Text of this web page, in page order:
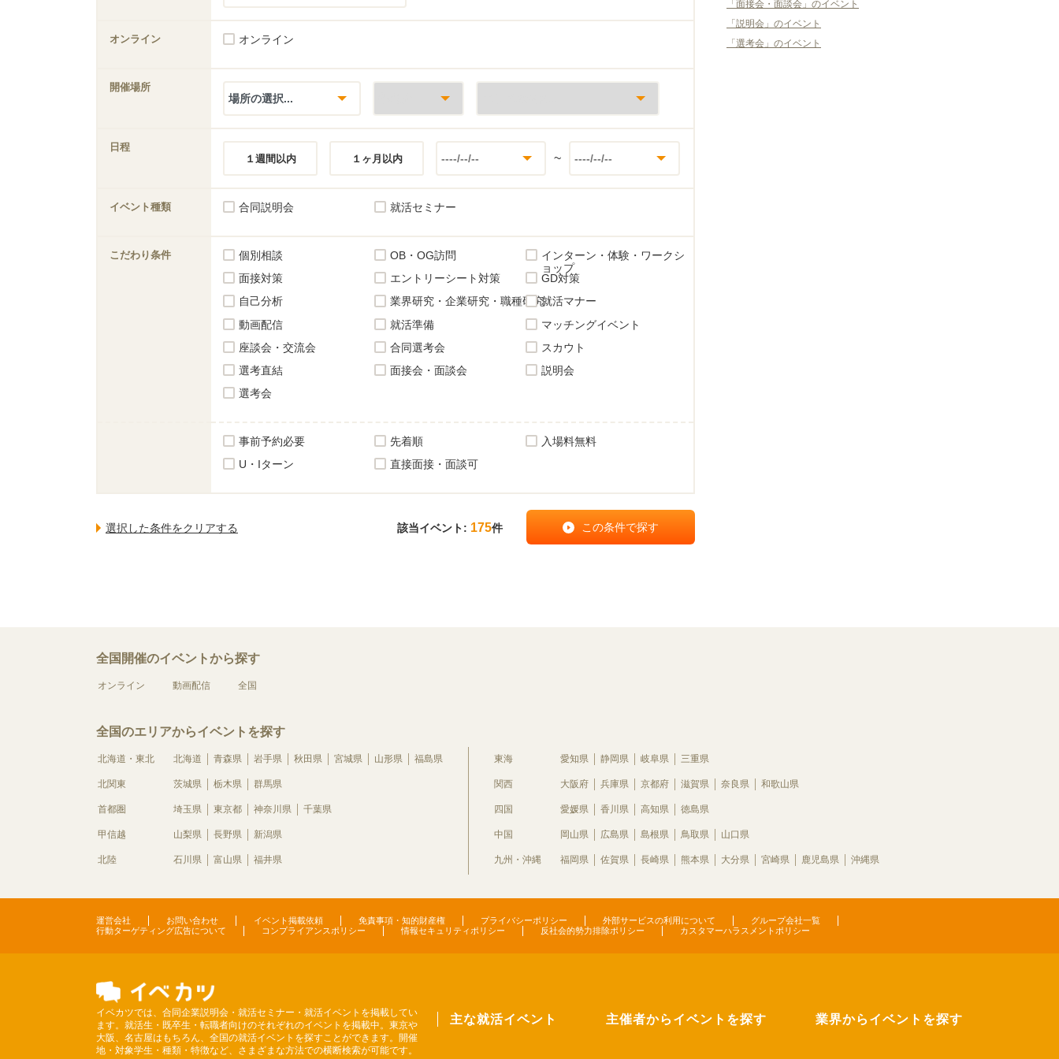
オンライン オンライン
開催場所
日程
１週間以内
１ヶ月以内 ~
イベント種類 合同説明会 就活セミナー
こだわり条件 個別相談 OB・OG訪問
インターン・体験・ワークシ
ョップ
面接対策
エントリーシート対策
GD対策
自己分析
業界研究・企業研究・職種研究就活マナー
動画配信
就活準備
マッチングイベント
座談会・交流会
合同選考会
スカウト
選考直結
面接会・面談会
説明会
選考会
事前予約必要 先着順
入場料無料
U・Iターン
直接面接・面談可
該当イベント: 175件
「面接会・面談会」のイベント
「説明会」のイベント
「選考会」のイベント
全国開催のイベントから探す
オンライン 動画配信 全国
全国のエリアからイベントを探す
北海道・東北 北海道 青森県 岩手県 秋田県 宮城県 山形県 福島県
北関東 茨城県 栃木県 群馬県
首都圏 埼玉県 東京都 神奈川県 千葉県
甲信越 山梨県 長野県 新潟県
北陸 石川県 富山県 福井県
東海 愛知県 静岡県 岐阜県 三重県
関西 大阪府 兵庫県 京都府 滋賀県 奈良県 和歌山県
四国 愛媛県 香川県 高知県 徳島県
中国 岡山県 広島県 島根県 鳥取県 山口県
九州・沖縄 福岡県 佐賀県 長崎県 熊本県 大分県 宮崎県 鹿児島県 沖縄県
運営会社 お問い合わせ イベント掲載依頼 免責事項・知的財産権 プライバシーポリシー 外部サービスの利用について
グループ会社一覧
行動ターゲティング広告について
コンプライアンスポリシー 情報セキュリティポリシー 反社会的勢力排除ポリシー カスタマーハラスメントポリシー
イベカツでは、合同企業説明会・就活セミナー・就活イベントを掲載してい
ます。就活生・既卒生・転職者向けのそれぞれのイベントを掲載中。東京や
大阪、名古屋はもちろん、全国の就活イベントを探すことができます。開催
地・対象学生・種類・特徴など、さまざまな方法での横断検索が可能です。
主な就活イベント 主催者からイベントを探す 業界からイベントを探す